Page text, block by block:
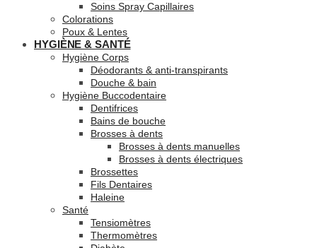
Soins Spray Capillaires
Colorations
Poux & Lentes
HYGIÈNE & SANTÉ
Hygiène Corps
Déodorants & anti-transpirants
Douche & bain
Hygiène Buccodentaire
Dentifrices
Bains de bouche
Brosses à dents
Brosses à dents manuelles
Brosses à dents électriques
Brossettes
Fils Dentaires
Haleine
Santé
Tensiomètres
Thermomètres